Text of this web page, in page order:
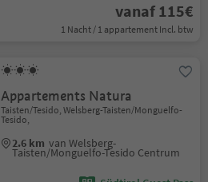
vanaf 115€
1 Nacht / 1 appartement Incl. btw
Appartements Natura
Taisten/Tesido, Welsberg-Taisten/Monguelfo-
Tesido,
2.6 km van Welsberg-
Taisten/Monguelfo-Tesido Centrum